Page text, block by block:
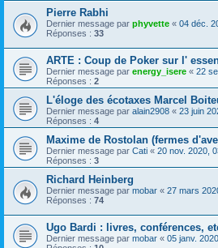
Pierre Rabhi
Dernier message par phyvette « 04 déc.
Réponses : 33
ARTE : Coup de Poker sur l'
Dernier message par energy_isere « 22
Réponses : 2
L'éloge des écotaxes Marcel
Dernier message par alain2908 « 23 juin
Réponses : 4
Maxime de Rostolan (fermes
Dernier message par Cati « 20 nov. 2020,
Réponses : 3
Richard Heinberg
Dernier message par mobar « 27 mars
Réponses : 74
Ugo Bardi : livres, conférences,
Dernier message par mobar « 05 janv.